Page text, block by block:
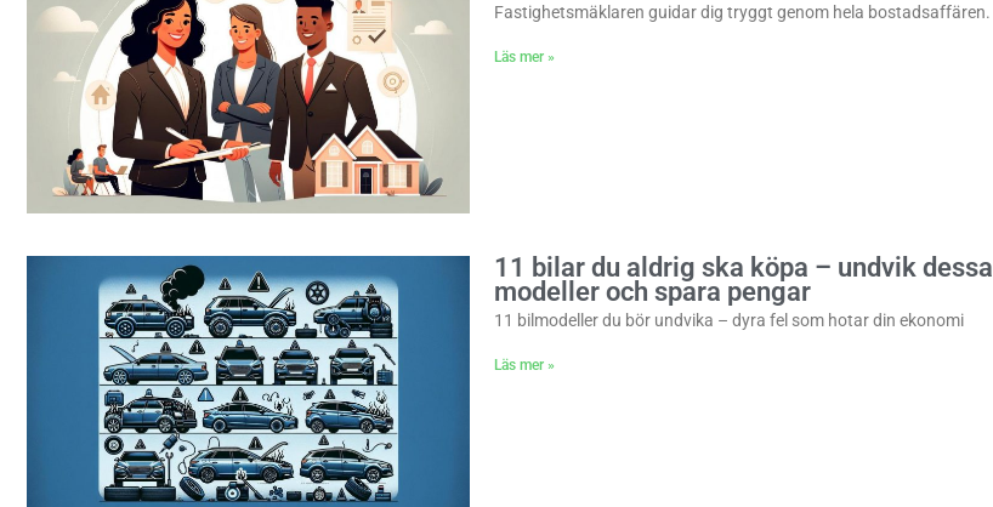
Fastighetsmäklaren guidar dig tryggt genom hela bostadsaffären.
Läs mer »
11 bilar du aldrig ska köpa – undvik dessa
modeller och spara pengar
11 bilmodeller du bör undvika – dyra fel som hotar din ekonomi
Läs mer »